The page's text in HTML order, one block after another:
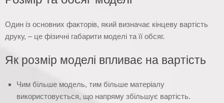
Один із основних факторів, який визначає кінцеву вартість
друку, – це фізичні габарити моделі та її обсяг.
Як розмір моделі впливає на вартість
Чим більше модель, тим більше матеріалу
використовується, що напряму збільшує вартість.